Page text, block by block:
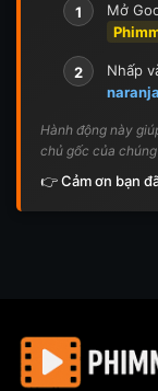
1 Mở
2
Nhấp
Hành động này
chủ gốc của
👉 Cảm ơn bạn